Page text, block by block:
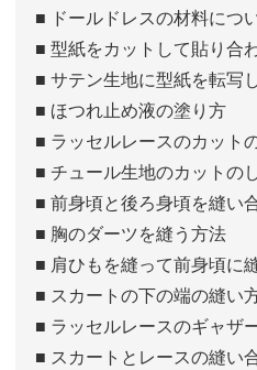
■ ドールドレスの材料につ
■ 型紙をカットして貼り合
■ サテン生地に型紙を転写
■ ほつれ止め液の塗り方
■ ラッセルレースのカット
■ チュール生地のカットの
■ 前身頃と後ろ身頃を縫い
■ 胸のダーツを縫う方法
■ 肩ひもを縫って前身頃に
■ スカートの下の端の縫い
■ ラッセルレースのギャザ
■ スカートとレースの縫い